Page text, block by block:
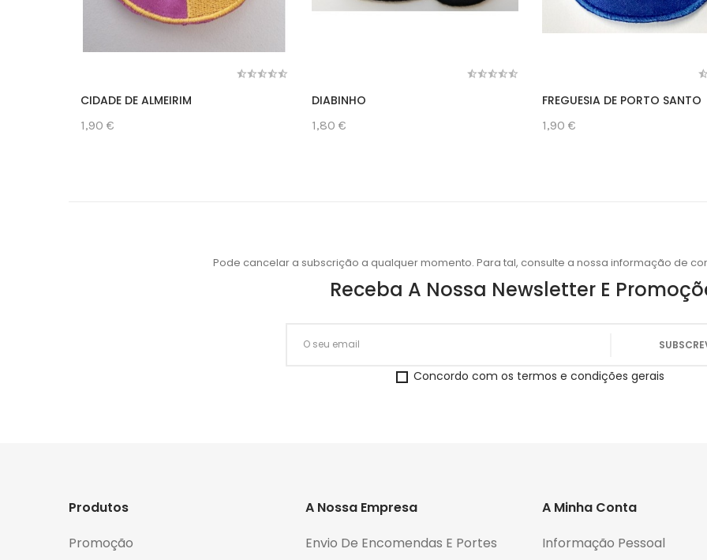
CIDADE DE ALMEIRIM
1,90 €
DIABINHO
1,80 €
FREGUESIA DE PORTO SANTO
1,90 €
Pode cancelar a subscrição a qualquer momento. Para tal, consulte a nossa informação de
Receba A Nossa Newsletter E
Concordo com os termos e condições gerais
Produtos
Promoção
A Nossa Empresa
Envio De Encomendas E Portes
A Minha Conta
Informação Pessoal